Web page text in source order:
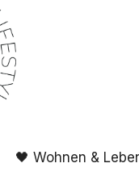
🖤 Wohnen &